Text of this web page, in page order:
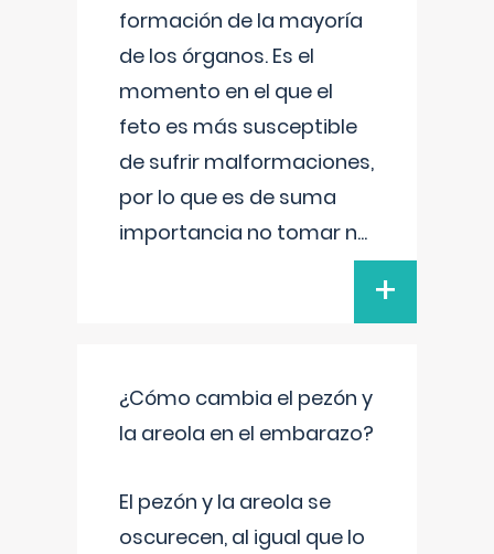
formación de la mayoría
de los órganos. Es el
momento en el que el
feto es más susceptible
de sufrir malformaciones,
por lo que es de suma
importancia no tomar n...
+
¿Cómo cambia el pezón y
la areola en el embarazo?
El pezón y la areola se
oscurecen, al igual que lo